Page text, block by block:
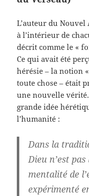
L’auteur du
à l’intérieur de
décrit comme le «
Ce qui avait été
hérésie – la notion
toute chose – était
une nouvelle
grande idée
l’humanité :
Dans la
Dieu n’est
mentalité de
expérimenté